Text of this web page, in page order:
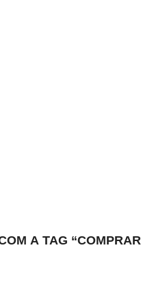
A TAG “COMPRAR